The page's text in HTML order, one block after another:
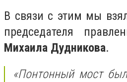
В связи с этим мы
председателя
Михаила Дудникова.
«Понтонный мост